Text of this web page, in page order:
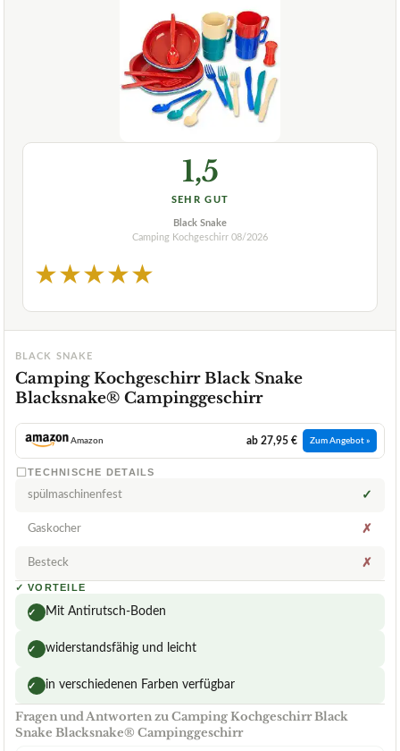
1,5
SEHR GUT
Black Snake
Camping Kochgeschirr 08/2026
★★★★★
BLACK SNAKE
Camping Kochgeschirr Black Snake
Blacksnake® Campinggeschirr
Amazon ab 27,95 € Zum Angebot »
TECHNISCHE DETAILS
spülmaschinenfest ✓
Gaskocher ✗
Besteck ✗
✓ VORTEILE
✓ Mit Antirutsch-Boden
✓ widerstandsfähig und leicht
✓ in verschiedenen Farben verfügbar
Fragen und Antworten zu Camping Kochgeschirr Black
Snake Blacksnake® Campinggeschirr